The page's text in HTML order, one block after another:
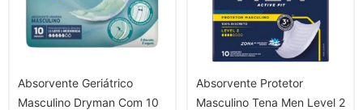
Absorvente Geriátrico
Masculino Dryman Com 10
Absorvente Protetor
Masculino Tena Men Level 2